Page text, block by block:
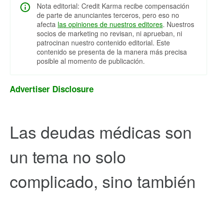
Nota editorial: Credit Karma recibe compensación
de parte de anunciantes terceros, pero eso no
afecta las opiniones de nuestros editores. Nuestros
socios de marketing no revisan, ni aprueban, ni
patrocinan nuestro contenido editorial. Este
contenido se presenta de la manera más precisa
posible al momento de publicación.
Advertiser Disclosure
Las deudas médicas son
un tema no solo
complicado, sino también